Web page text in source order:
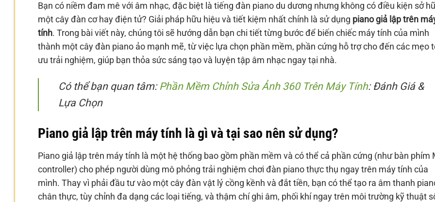
Bạn có niềm đam mê với âm nhạc, đặc biệt là tiếng đàn piano du dương nhưng không có điều kiện sở
một cây đàn cơ hay điện tử? Giải pháp hữu hiệu và tiết kiệm nhất chính là sử dụng piano giả lập trên
tính. Trong bài viết này, chúng tôi sẽ hướng dẫn bạn chi tiết từng bước để biến chiếc máy tính của mình
thành một cây đàn piano ảo mạnh mẽ, từ việc lựa chọn phần mềm, phần cứng hỗ trợ cho đến các mẹo
ưu trải nghiệm, giúp bạn thỏa sức sáng tạo và luyện tập âm nhạc ngay tại nhà.
Có thể bạn quan tâm: Phần Mềm Chỉnh Sửa Ảnh 360 Trên Máy Tính: Đánh Giá &
Lựa Chọn
Piano giả lập trên máy tính là gì và tại sao nên sử dụng?
Piano giả lập trên máy tính là một hệ thống bao gồm phần mềm và có thể cả phần cứng (như bàn phím
controller) cho phép người dùng mô phỏng trải nghiệm chơi đàn piano thực thụ ngay trên máy tính của
mình. Thay vì phải đầu tư vào một cây đàn vật lý cồng kềnh và đắt tiền, bạn có thể tạo ra âm thanh
chân thực, tùy chỉnh đa dạng các loại tiếng, và thậm chí ghi âm, phối khí ngay trên môi trường kỹ thuật